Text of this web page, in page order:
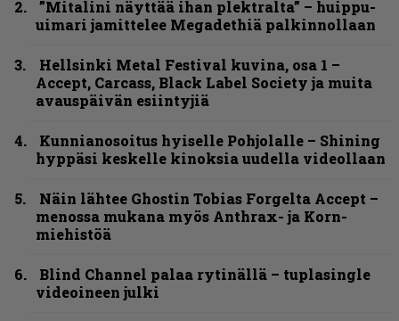
”Mitalini näyttää ihan plektralta” – huippu-
uimari jamittelee Megadethiä palkinnollaan
Hellsinki Metal Festival kuvina, osa 1 –
Accept, Carcass, Black Label Society ja muita
avauspäivän esiintyjiä
Kunnianosoitus hyiselle Pohjolalle – Shining
hyppäsi keskelle kinoksia uudella videollaan
Näin lähtee Ghostin Tobias Forgelta Accept –
menossa mukana myös Anthrax- ja Korn-
miehistöä
Blind Channel palaa rytinällä – tuplasingle
videoineen julki